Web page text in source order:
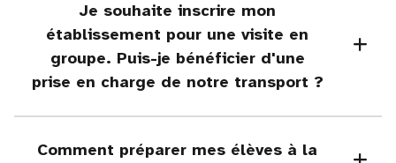
Je souhaite inscrire mon
établissement pour une visite en
groupe. Puis-je bénéficier d'une
prise en charge de notre transport ?
Comment préparer mes élèves à la